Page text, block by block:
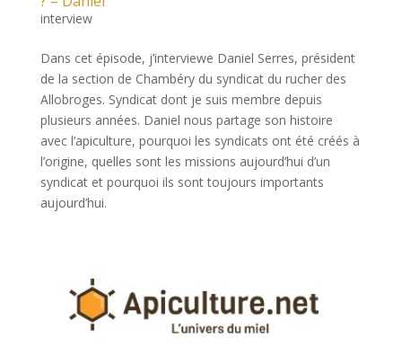
interview
Dans cet épisode, j’interviewe Daniel Serres, président
de la section de Chambéry du syndicat du rucher des
Allobroges. Syndicat dont je suis membre depuis
plusieurs années. Daniel nous partage son histoire
avec l’apiculture, pourquoi les syndicats ont été créés à
l’origine, quelles sont les missions aujourd’hui d’un
syndicat et pourquoi ils sont toujours importants
aujourd’hui.